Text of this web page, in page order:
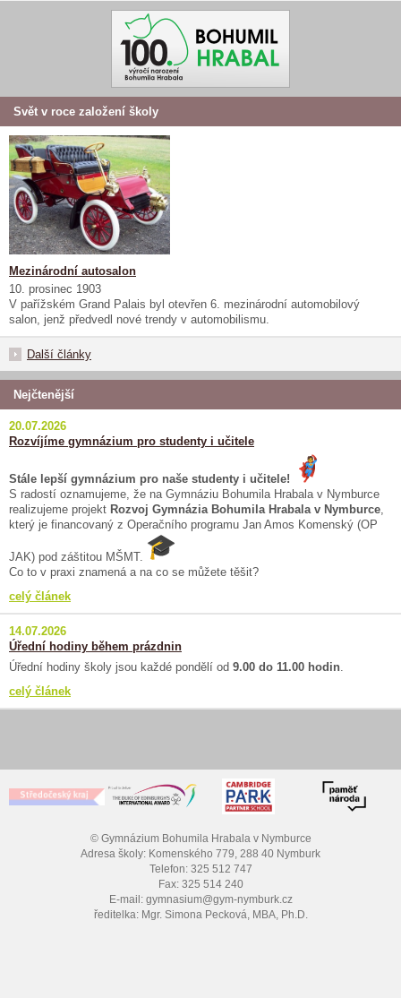
Svět v roce založení školy
Mezinárodní autosalon
10. prosinec 1903
V pařížském Grand Palais byl otevřen 6. mezinárodní automobilový
salon, jenž předvedl nové trendy v automobilismu.
Další články
Nejčtenější
20.07.2026
Rozvíjíme gymnázium pro studenty i učitele
Stále lepší gymnázium pro naše studenty i učitele!
S radostí oznamujeme, že na Gymnáziu Bohumila Hrabala v Nymburce
realizujeme projekt Rozvoj Gymnázia Bohumila Hrabala v Nymburce,
který je financovaný z Operačního programu Jan Amos Komenský (OP
JAK) pod záštitou MŠMT.
Co to v praxi znamená a na co se můžete těšit?
celý článek
14.07.2026
Úřední hodiny během prázdnin
Úřední hodiny školy jsou každé pondělí od 9.00 do 11.00 hodin.
celý článek
© Gymnázium Bohumila Hrabala v Nymburce
Adresa školy: Komenského 779, 288 40 Nymburk
Telefon: 325 512 747
Fax: 325 514 240
E-mail: gymnasium@gym-nymburk.cz
ředitelka: Mgr. Simona Pecková, MBA, Ph.D.